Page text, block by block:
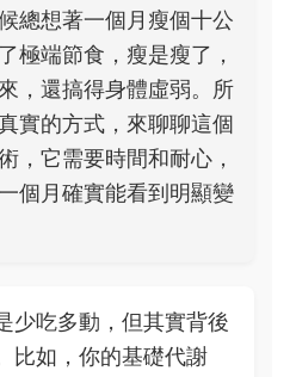
總想著一個月瘦個十公
極端節食，瘦是瘦了，
，還搞得身體虛弱。所
實的方式，來聊聊這個
，它需要時間和耐心，
個月確實能看到明顯變
少吃多動，但其實背後
比如，你的基礎代謝